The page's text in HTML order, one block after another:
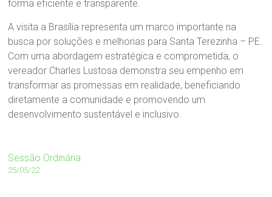
forma eficiente e transparente.
A visita a Brasília representa um marco importante na
busca por soluções e melhorias para Santa Terezinha – PE.
Com uma abordagem estratégica e comprometida, o
vereador Charles Lustosa demonstra seu empenho em
transformar as promessas em realidade, beneficiando
diretamente a comunidade e promovendo um
desenvolvimento sustentável e inclusivo.
Sessão Ordinária
25/05/22